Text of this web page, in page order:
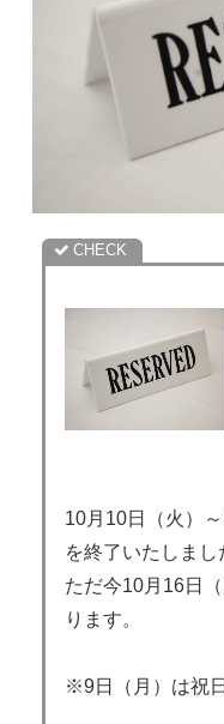
10月10日（火）
を終了いたしまし
ただ今10月16日
ります。
※9日（月）は祝